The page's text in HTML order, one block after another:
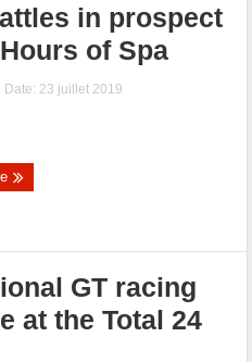
in prospect
of Spa
Date: 23 juillet 2019
GT racing
at the Total 24